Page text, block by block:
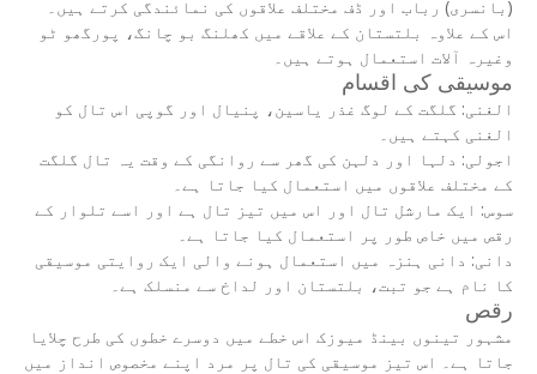
(بانسری) رباب اور ڈف مختلف علاقوں کی نمائندگی کرتے ہیں۔
اس کے علاوہ بلتستان کے علاقے میں کھلنگ بو چانگ، پورگھو ٹو
وغیرہ آلات استعمال ہوتے ہیں۔
موسیقی کی اقسام
الغنی: گلگت کے لوگ غذر یاسین، پنیال اور گوپی اس تال کو
الغنی کہتے ہیں۔
اجولی: دلہا اور دلہن کی گھر سے روانگی کے وقت یہ تال گلگت
کے مختلف علاقوں میں استعمال کیا جاتا ہے۔
سوس: ایک مارشل تال اور اس میں تیز تال ہے اور اسے تلوار کے
رقص میں خاص طور پر استعمال کیا جاتا ہے۔
دانی: دانی ہنزہ میں استعمال ہونے والی ایک روایتی موسیقی
کا نام ہے جو تبت، بلتستان اور لداخ سے منسلک ہے۔
رقص
مشہور تینوں بینڈ میوزک اس خطے میں دوسرے خطوں کی طرح چلایا
جاتا ہے۔ اس تیز موسیقی کی تال پر مرد اپنے مخصوص انداز میں